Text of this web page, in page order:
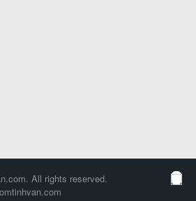
All rights reserved.